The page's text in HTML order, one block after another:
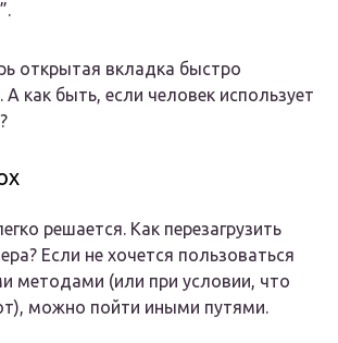
открытая вкладка быстро
А как быть, если человек использует
решается. Как перезагрузить
Если не хочется пользоваться
методами (или при условии, что
можно пойти иными путями.